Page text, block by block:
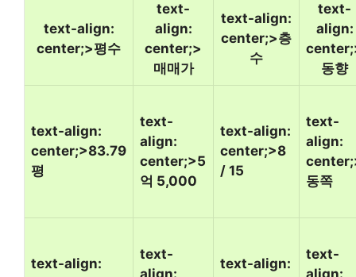
text-align:
center;>평수
text-
align:
center;>
매매가
text-align:
center;>층
수
text-
align:
동향
text-align:
center;>83.79
평
text-
align:
center;>5
억 5,000
text-align:
center;>8
/ 15
text-
align:
동쪽
text-align:
text-
text-align:
text-